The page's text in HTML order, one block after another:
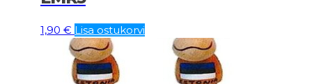
1,90 € Lisa ostukorvi